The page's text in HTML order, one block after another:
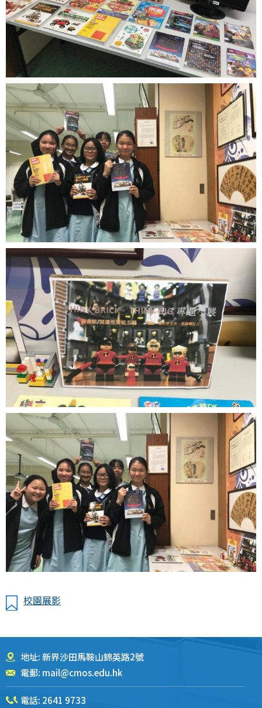
校園展影
地址: 新界沙田馬鞍山錦英路2號
電郵: mail@cmos.edu.hk
電話: 2641 9733